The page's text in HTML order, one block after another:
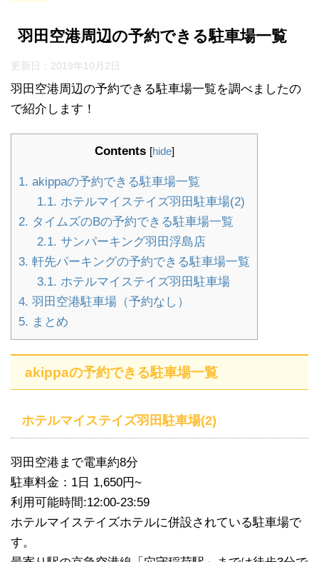
羽田空港周辺の予約できる駐車場一覧
更新日： 2019年10月2日
羽田空港周辺の予約できる駐車場一覧を調べましたの
で紹介します！
Contents [hide]
1. akippaの予約できる駐車場一覧
1.1. ホテルマイステイズ羽田駐車場(2)
2. タイムズのBの予約できる駐車場一覧
2.1. サンパーキング羽田浮島店
3. 軒先パーキングの予約できる駐車場一覧
3.1. ホテルマイステイズ羽田駐車場
4. 羽田空港駐車場（予約なし）
5. まとめ
akippaの予約できる駐車場一覧
ホテルマイステイズ羽田駐車場(2)
羽田空港まで電車約8分
駐車料金：1日 1,650円~
利用可能時間:12:00-23:59
ホテルマイステイズホテルに併設されている駐車場で
す。